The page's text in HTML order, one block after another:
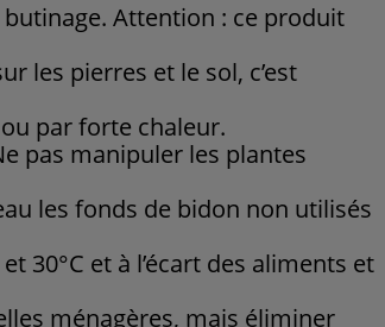
Attention : ce produit
les pierres et le sol, c’est
par forte chaleur.
pas manipuler les plantes
les fonds de bidon non utilisés
30°C et à l’écart des aliments et
ménagères, mais éliminer